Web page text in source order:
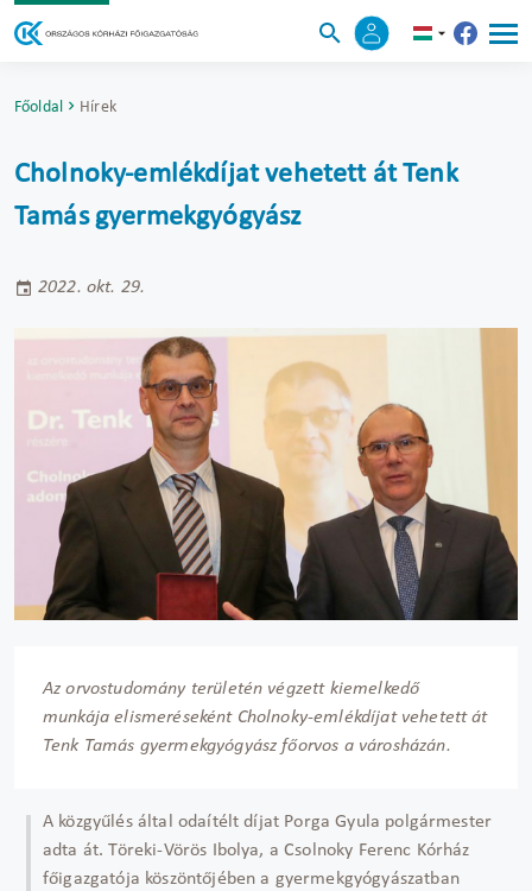
Főoldal Hírek
Cholnoky-emlékdíjat vehetett át Tenk
Tamás gyermekgyógyász
2022. okt. 29.
Az orvostudomány területén végzett kiemelkedő
munkája elismeréseként Cholnoky-emlékdíjat vehetett át
Tenk Tamás gyermekgyógyász főorvos a városházán.
A közgyűlés által odaítélt díjat Porga Gyula polgármester
adta át. Töreki-Vörös Ibolya, a Csolnoky Ferenc Kórház
főigazgatója köszöntőjében a gyermekgyógyászatban